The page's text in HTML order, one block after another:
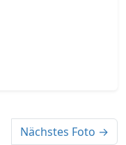
Nächstes Foto →